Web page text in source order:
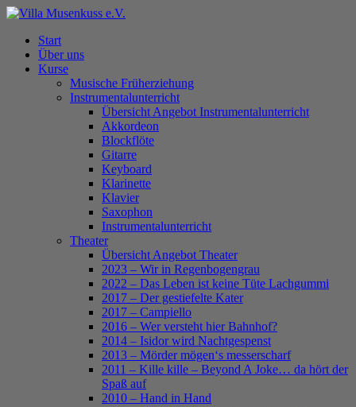
Skip
main
content
Menu
Start
Über uns
Kurse
Musische Früherziehung
Instrumentalunterricht
Übersicht Angebot Instrumentalunterricht
Akkordeon
Blockflöte
Gitarre
Keyboard
Klarinette
Klavier
Saxophon
Instrumentalunterricht
Theater
Übersicht Angebot Theater
2023 – Wir in Regenbogengrau
2022 – Das Leben ist keine Tüte Lachgummi
2017 – Der gestiefelte Kater
2017 – Campiello
2016 – Wer versteht hier Bahnhof?
2014 – Isidor wird Nachtgespenst
2013 – Mörder mögen‘s messerscharf
2011 – Kille kille – Beyond A Joke… da hört der
Spaß auf
2010 – Hand in Hand